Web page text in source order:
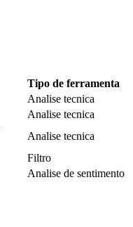
Tipo de ferramenta
Analise tecnica
Analise tecnica
Analise tecnica
Filtro
Analise de sentimento